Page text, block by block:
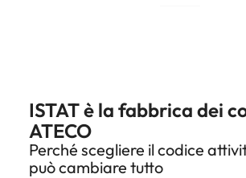
ISTAT è la fabbrica dei
ATECO
Perché scegliere il codice
può cambiare tutto